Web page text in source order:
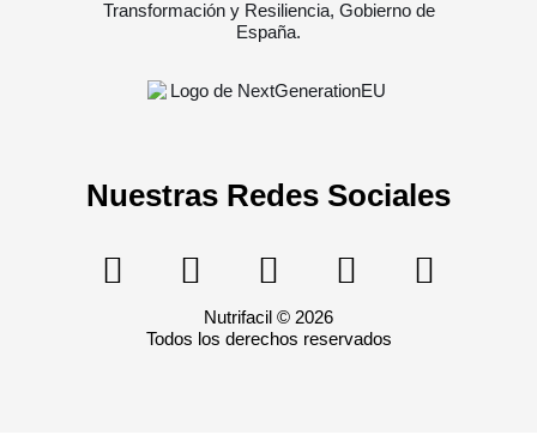
Nuestras Redes Sociales
Nutrifacil © 2026
Todos los derechos reservados